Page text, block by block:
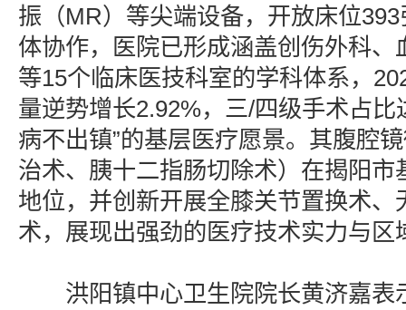
振（MR）等尖端设备，开放床位
体协作，医院已形成涵盖创伤外科、
等15个临床医技科室的学科体系，
量逆势增长2.92%，三/四级手术占比
病不出镇”的基层医疗愿景。其腹腔
治术、胰十二指肠切除术）在揭阳市
地位，并创新开展全膝关节置换术、
术，展现出强劲的医疗技术实力与区
洪阳镇中心卫生院院长黄济嘉表